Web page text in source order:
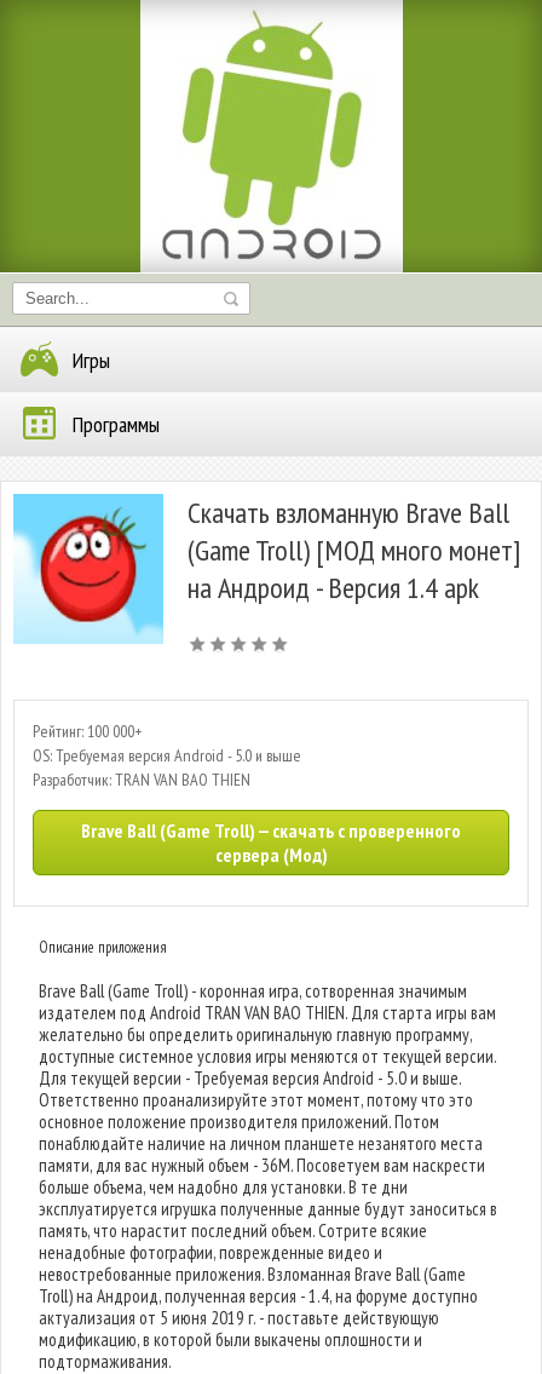
Игры
Программы
Скачать взломанную Brave Ball
(Game Troll) [МОД много монет]
на Андроид - Версия 1.4 apk
Рейтинг: 100 000+
OS: Требуемая версия Android - 5.0 и выше
Разработчик: TRAN VAN BAO THIEN
Brave Ball (Game Troll) — скачать с проверенного
сервера (Мод)
Описание приложения
Brave Ball (Game Troll) - коронная игра, сотворенная значимым
издателем под Android TRAN VAN BAO THIEN. Для старта игры вам
желательно бы определить оригинальную главную программу,
доступные системное условия игры меняются от текущей версии.
Для текущей версии - Требуемая версия Android - 5.0 и выше.
Ответственно проанализируйте этот момент, потому что это
основное положение производителя приложений. Потом
понаблюдайте наличие на личном планшете незанятого места
памяти, для вас нужный объем - 36M. Посоветуем вам наскрести
больше объема, чем надобно для установки. В те дни
эксплуатируется игрушка полученные данные будут заноситься в
память, что нарастит последний объем. Сотрите всякие
ненадобные фотографии, поврежденные видео и
невостребованные приложения. Взломанная Brave Ball (Game
Troll) на Андроид, полученная версия - 1.4, на форуме доступно
актуализация от 5 июня 2019 г. - поставьте действующую
модификацию, в которой были выкачены оплошности и
подтормаживания.